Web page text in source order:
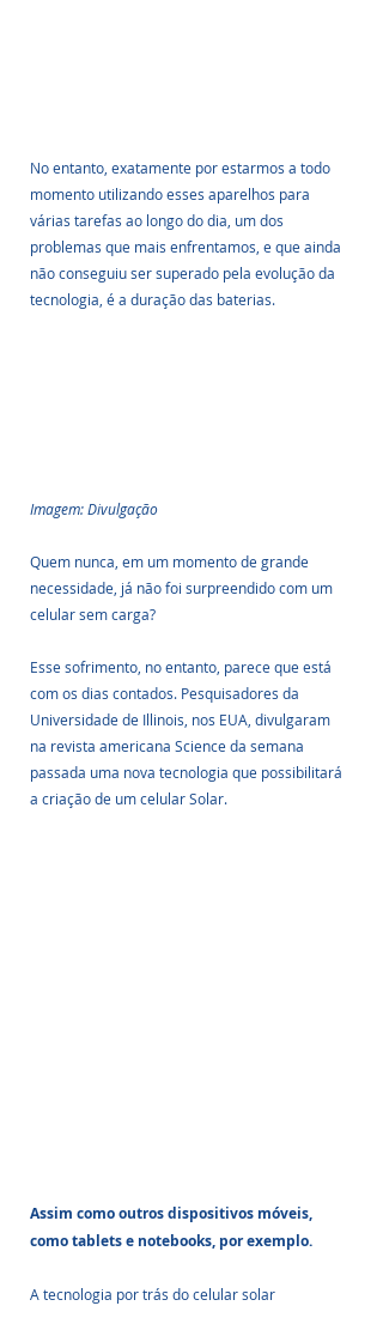
No entanto, exatamente por estarmos a todo
momento utilizando esses aparelhos para
várias tarefas ao longo do dia, um dos
problemas que mais enfrentamos, e que ainda
não conseguiu ser superado pela evolução da
tecnologia, é a duração das baterias.
Imagem: Divulgação
Quem nunca, em um momento de grande
necessidade, já não foi surpreendido com um
celular sem carga?
Esse sofrimento, no entanto, parece que está
com os dias contados. Pesquisadores da
Universidade de Illinois, nos EUA, divulgaram
na revista americana Science da semana
passada uma nova tecnologia que possibilitará
a criação de um celular Solar.
Assim como outros dispositivos móveis,
como tablets e notebooks, por exemplo.
A tecnologia por trás do celular solar